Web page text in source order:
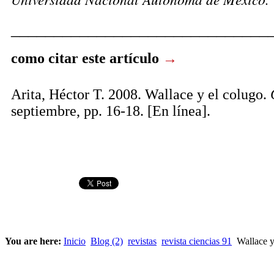
como citar este artículo →
Arita, Héctor T. 2008. Wallace y el colugo.
septiembre, pp. 16-18. [En línea].
You are here: Inicio Blog (2) revistas revista ciencias 91 Wallace